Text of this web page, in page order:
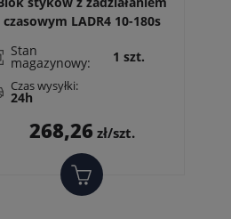
czasowym LADR4 10-180s
po wyłączeniu stycznika
Stan
magazynowy: 1 szt.
Czas wysyłki:
24h
Cena
268,26 zł/szt.